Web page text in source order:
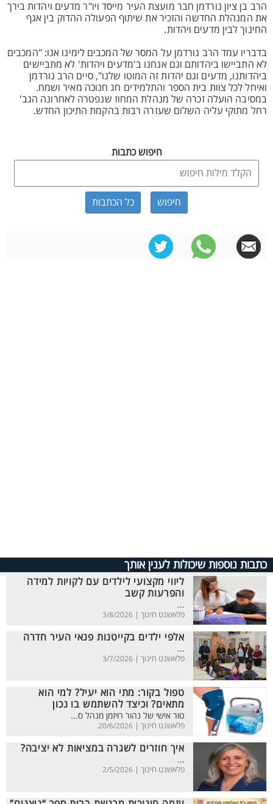
הרב בן ציון נורדמן חבר מועצת העיר מייסד ויו"ר מדעים ויהדות בירך
את המנהלת החדשה והזכיר את שיתוף הפעולה ההדוק בין אגף
החינוך לבין מדעים ויהדות.
בדבריו עמד הרב נורדמן על המסר של המכבים לימינו אנו: "המכבים
לא התביישו ביהדותם וגם אנחנו ב'מדעים ויהדות' לא מתביישים
ביהדותנו, מדעים וגם יהדות זה המוטו שלנו", סיים הרב נורדמן
ואיחל לכל צוות בית הספר והתלמידים חג חנוכה מאיר ושמח.
במסיבה הועלה זכרה של מנהלת המחוז שנפטרה לאחרונה הגב'
רחל מתוקי עליה השלום שעזרה רבות בהקמת התיכון החדש.
חיפוש כתבות
כל הכתבות
כתבות נוספות שיכולות לענין אותך
ליווי מקצועי לילדים עם לקויות למידה
והפרעות קשב
...
פלאשנט חינוך | 3/8/2026
אלפי ילדים בקייטנות פנאי העיר חדרה
...
פלאשנט חינוך | 3/7/2026
טפול בקור: מתי הוא יעיל? למי הוא
מתאים? וכיצד להשתמש בו נכון
טור אישי של נהור רויזמן מנהל ס...
פלאשנט חינוך | 20/6/2026
איך חוזרים לשגרה במציאות לא יציבה?
...
פלאשנט חינוך | 2/5/2026